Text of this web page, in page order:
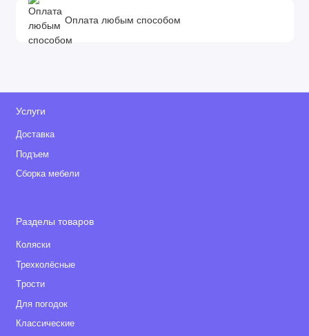
Оплата любым способом
Услуги
Доставка
Подъем
Сборка мебели
Разделы товаров
Коляски
Трехколёсные
Tрости
Для погодок
Классические